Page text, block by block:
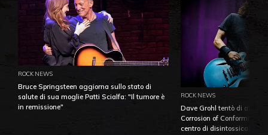
ROCK NEWS
Bruce Springsteen aggiorna sullo stato di
salute di sua moglie Patti Scialfa: "Il tumore è
in remissione"
ROCK NEWS
Dave Grohl tentò di
Corrosion of Conformity
centro di